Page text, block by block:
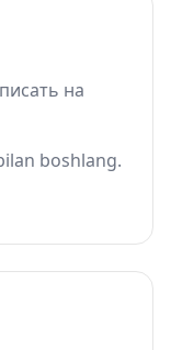
на
boshlang.